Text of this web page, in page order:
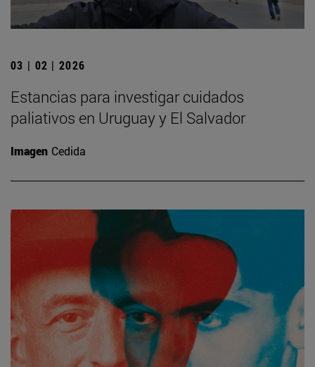
03 | 02 | 2026
Estancias para investigar cuidados
paliativos en Uruguay y El Salvador
Imagen Cedida